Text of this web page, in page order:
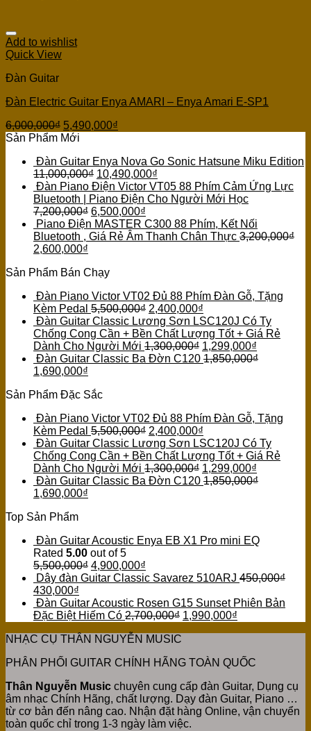
Add to wishlist
Quick View
Đàn Guitar
Đàn Electric Guitar Enya AMARI – Enya Amari E-SP1
6,000,000₫ 5,490,000₫
Sản Phẩm Mới
Đàn Guitar Enya Nova Go Sonic Hatsune Miku Edition
11,000,000₫ 10,490,000₫
Đàn Piano Điện Victor VT05 88 Phím Cảm Ứng Lực
Bluetooth | Piano Điện Cho Người Mới Học
7,200,000₫ 6,500,000₫
Piano Điện MASTER C300 88 Phím, Kết Nối
Bluetooth , Giá Rẻ Âm Thanh Chân Thực 3,200,000₫
2,600,000₫
Sản Phẩm Bán Chạy
Đàn Piano Victor VT02 Đủ 88 Phím Đàn Gỗ, Tặng
Kèm Pedal 5,500,000₫ 2,400,000₫
Đàn Guitar Classic Lương Sơn LSC120J Có Ty
Chống Cong Cần + Bền Chất Lượng Tốt + Giá Rẻ
Dành Cho Người Mới 1,300,000₫ 1,299,000₫
Đàn Guitar Classic Ba Đờn C120 1,850,000₫
1,690,000₫
Sản Phẩm Đặc Sắc
Đàn Piano Victor VT02 Đủ 88 Phím Đàn Gỗ, Tặng
Kèm Pedal 5,500,000₫ 2,400,000₫
Đàn Guitar Classic Lương Sơn LSC120J Có Ty
Chống Cong Cần + Bền Chất Lượng Tốt + Giá Rẻ
Dành Cho Người Mới 1,300,000₫ 1,299,000₫
Đàn Guitar Classic Ba Đờn C120 1,850,000₫
1,690,000₫
Top Sản Phẩm
Đàn Guitar Acoustic Enya EB X1 Pro mini EQ
Rated 5.00 out of 5
5,500,000₫ 4,900,000₫
Dây đàn Guitar Classic Savarez 510ARJ 450,000₫
430,000₫
Đàn Guitar Acoustic Rosen G15 Sunset Phiên Bản
Đặc Biệt Hiếm Có 2,700,000₫ 1,990,000₫
NHẠC CỤ THÂN NGUYỄN MUSIC
PHÂN PHỐI GUITAR CHÍNH HÃNG TOÀN QUỐC
Thân Nguyễn Music chuyên cung cấp đàn Guitar, Dụng cụ
âm nhạc Chính Hãng, chất lượng. Dạy đàn Guitar, Piano …
từ cơ bản đến nâng cao. Nhận đặt hàng Online, vận chuyển
toàn quốc chỉ trong 1-3 ngày làm việc.